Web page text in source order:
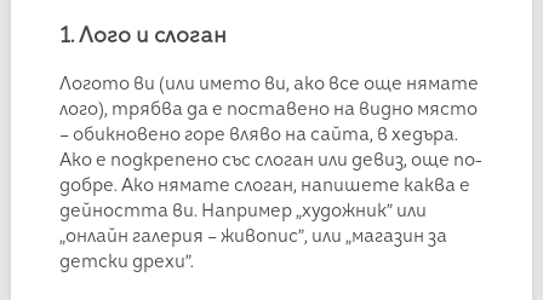
1. Лого и слоган
Логото ви (или името ви, ако все още нямате
лого), трябва да е поставено на видно място
– обикновено горе вляво на сайта, в хедъра.
Ако е подкрепено със слоган или девиз, още по-
добре. Ако нямате слоган, напишете каква е
дейността ви. Например „художник” или
„онлайн галерия – живопис”, или „магазин за
детски дрехи”.